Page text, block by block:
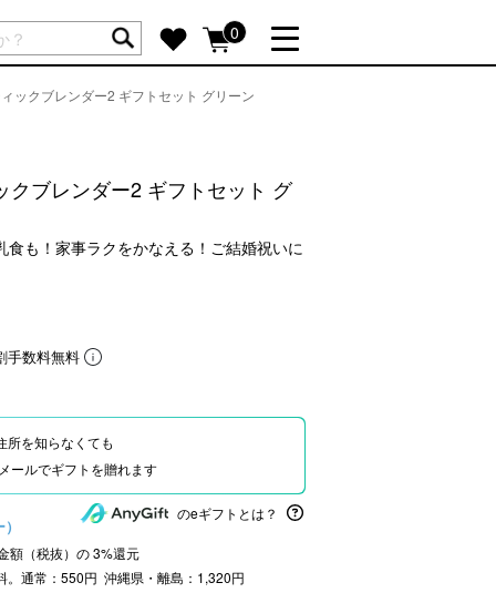
0
トには商品が入っていません。
出産祝い
新築・引越し祝い
おまとめ割引
SUPPORT
ご利用案内
よくある質問
ックブレンダー2 ギフトセット グリーン
ブレンダー2 ギフトセット グ
も！家事ラクをかなえる！ご結婚祝いに
手数料無料
所を知らなくても
ールでギフトを贈れます
のeギフトとは？
額（税抜）の3%還元
。通常：550円 沖縄県・離島：1,320円